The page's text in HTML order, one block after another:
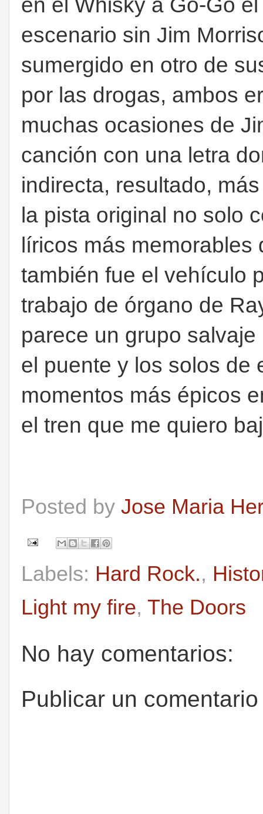
en el Whisky a Go-Go
escenario sin Jim
sumergido en otro de
por las drogas, ambos
muchas ocasiones de
canción con una letra
indirecta, resultado,
la pista original no solo
líricos más
también fue el vehículo
trabajo de órgano de
parece un grupo
el puente y los solos de
momentos más épicos
el tren que me quiero
Posted by Jose Maria
Labels: Hard Rock.,
Light my fire, The Doors
No hay comentarios:
Publicar un comentario